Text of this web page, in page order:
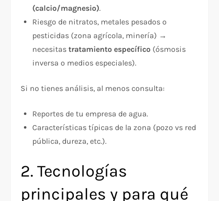
(calcio/magnesio).​
Riesgo de nitratos, metales pesados o
pesticidas (zona agrícola, minería) →
necesitastratamiento específico (ósmosis
inversa o medios especiales).​
Si no tienes análisis, al menos consulta:
Reportes de tu empresa de agua.
Características típicas de la zona (pozo vs red
pública, dureza, etc.).​
2. Tecnologías
principales y para qué